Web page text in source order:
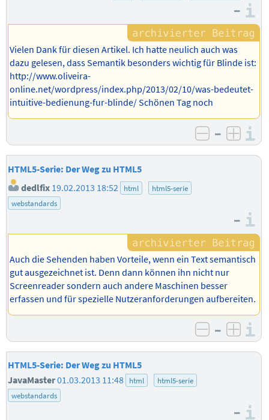
–
Vielen Dank für diesen Artikel. Ich hatte neulich auch was
dazu gelesen, dass Semantik besonders wichtig für Blinde ist:
http://www.oliveira-
online.net/wordpress/index.php/2013/02/10/was-bedeutet-
intuitive-bedienung-fur-blinde/ Schönen Tag noch
negativ
–
HTML5-Serie: Der Weg zu HTML5
dedlfix 19.02.2013 18:52 html
html5-serie
webstandards
–
Auch die Sehenden haben Vorteile, wenn ein Text semantisch
gut ausgezeichnet ist. Denn dann können ihn nicht nur
Screenreader sondern auch andere Maschinen besser
erfassen und für spezielle Nutzeranforderungen aufbereiten.
negativ
–
HTML5-Serie: Der Weg zu HTML5
JavaMaster01.03.2013 11:48 html
html5-serie
webstandards
–